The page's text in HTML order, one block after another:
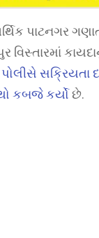
પાટનગર
પોલીસે
કબજે કર્યોછે.